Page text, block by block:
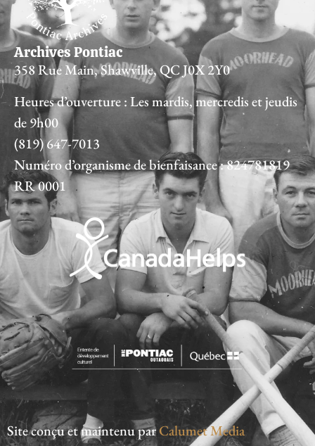
Archives Pontiac
358 Rue Main, Shawville, QC J0X 2Y0
Heures d’ouverture : Les mardis, mercredis et jeudis
de 9h00
(819) 647-7013
Numéro d’organisme de bienfaisance : 824781819
RR 0001
Site conçu et maintenu parCalumet Media